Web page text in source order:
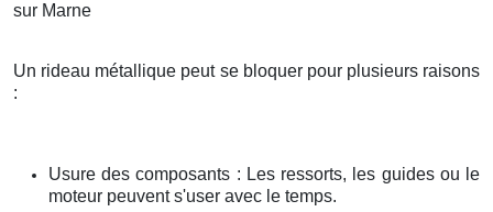
sur Marne
Un rideau métallique peut se bloquer pour plusieurs raisons
:
Usure des composants : Les ressorts, les guides ou le
moteur peuvent s'user avec le temps.